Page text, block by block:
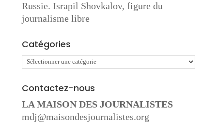
Russie. Israpil Shovkalov, figure du
journalisme libre
Catégories
Catégories
Contactez-nous
LA MAISON DES JOURNALISTES
mdj@maisondesjournalistes.org